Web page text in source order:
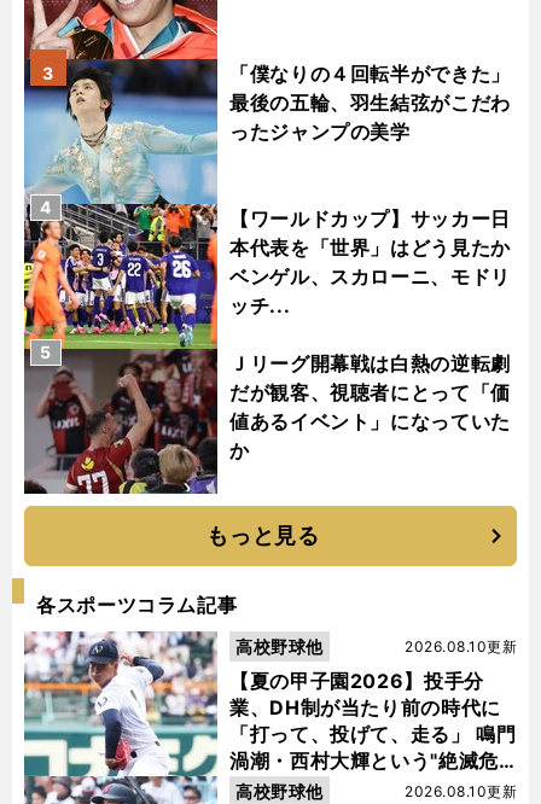
「僕なりの４回転半ができた」
最後の五輪、羽生結弦がこだわ
ったジャンプの美学
3
【ワールドカップ】サッカー日
本代表を「世界」はどう見たか
ベンゲル、スカローニ、モドリ
ッチ...
4
Ｊリーグ開幕戦は白熱の逆転劇
だが観客、視聴者にとって「価
値あるイベント」になっていた
か
5
もっと見る
各スポーツコラム記事
【夏の甲子園2026】投手分
業、DH制が当たり前の時代に
「打って、投げて、走る」 鳴門
渦潮・西村大輝という"絶滅危
惧種"
2026.08.10更新
高校野球他
2026.08.10更新
高校野球他